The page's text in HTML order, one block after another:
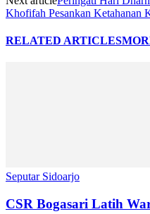
Khofifah Pesankan Ketahanan
RELATED ARTICLES
Seputar Sidoarjo
CSR Bogasari Latih